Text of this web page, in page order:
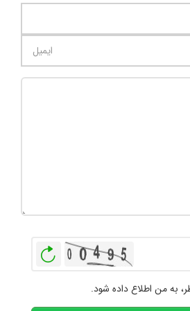
به من اطلاع داده شود.